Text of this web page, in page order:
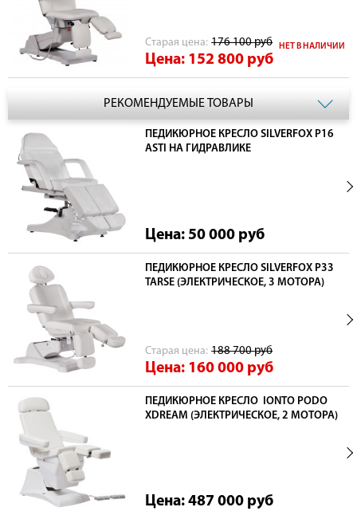
Cтарая цена: 176 100руб
Цена: 152 800 руб
НЕТ В НАЛИЧИИ
РЕКОМЕНДУЕМЫЕ ТОВАРЫ
ПЕДИКЮРНОЕ КРЕСЛО SILVERFOX Р16
ASTI НА ГИДРАВЛИКЕ
Цена: 50 000 руб
ПЕДИКЮРНОЕ КРЕСЛО SILVERFOX P33
TARSE (ЭЛЕКТРИЧЕСКОЕ, 3 МОТОРА)
Cтарая цена: 188 700руб
Цена: 160 000 руб
ПЕДИКЮРНОЕ КРЕСЛО IONTO PODO
XDREAM (ЭЛЕКТРИЧЕСКОЕ, 2 МОТОРА)
Цена: 487 000 руб